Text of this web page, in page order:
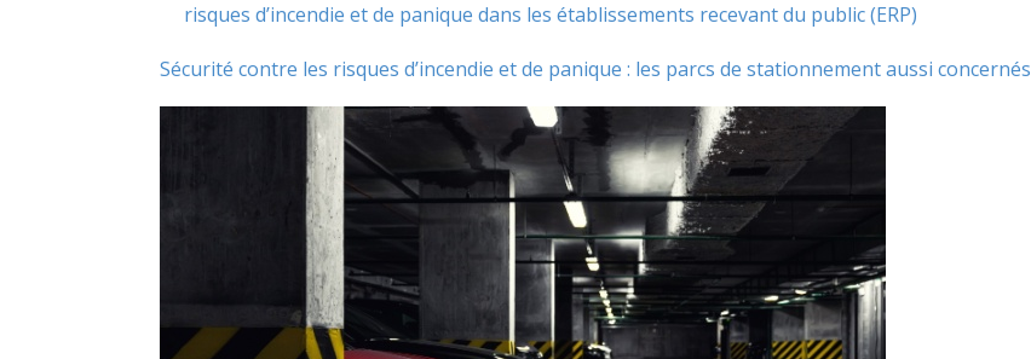
risques d’incendie et de panique dans les établissements recevant du public (ERP)
Sécurité contre les risques d’incendie et de panique : les parcs de stationnement aussi concernés